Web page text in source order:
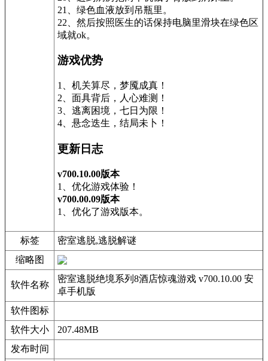
21、绿色血液放到吊瓶里。
22、然后按照医生的话保持电脑里滑块在绿色区
域就ok。
游戏优势
1、机关算尽，梦魇成真！
2、面具背后，人心难测！
3、逃离困境，七日为限！
4、悬念迭生，结局未卜！
更新日志
v700.10.00版本
1、优化游戏体验！
v700.00.09版本
1、优化了游戏版本。
标签
密室逃脱,逃脱解谜
缩略图
软件名称
密室逃脱绝境系列8酒店惊魂游戏 v700.10.00 安
卓手机版
软件图标
软件大小
207.48MB
发布时间